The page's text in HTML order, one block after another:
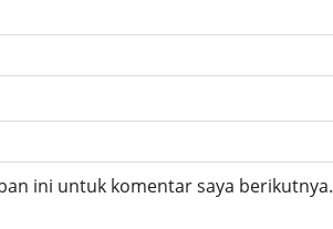
ini untuk komentar saya berikutnya.